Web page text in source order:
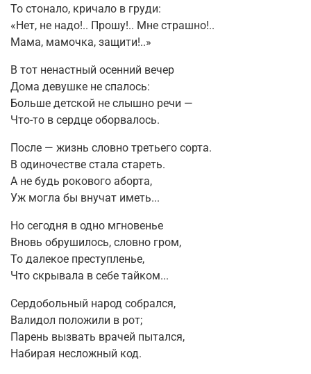
То стонало, кричало в груди:
«Нет, не надо!.. Прошу!.. Мне страшно!..
Мама, мамочка, защити!..»
В тот ненастный осенний вечер
Дома девушке не спалось:
Больше детской не слышно речи —
Что-то в сердце оборвалось.
После — жизнь словно третьего сорта.
В одиночестве стала стареть.
А не будь рокового аборта,
Уж могла бы внучат иметь...
Но сегодня в одно мгновенье
Вновь обрушилось, словно гром,
То далекое преступленье,
Что скрывала в себе тайком...
Сердобольный народ собрался,
Валидол положили в рот;
Парень вызвать врачей пытался,
Набирая несложный код.